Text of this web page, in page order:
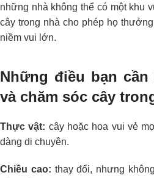
những nhà không thể có một khu
cây trong nhà cho phép họ
niềm vui lớn.
Những điều bạn
và chăm sóc cây
Thực vật: cây hoặc hoa vui vẻ
dàng di chuyên.
Chiều cao: thay đổi, nhưng